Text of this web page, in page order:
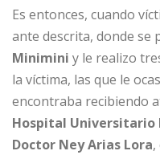
Es entonces, cuando
ante descrita, donde se
Minimini y le realizo
la víctima, las que le
encontraba recibiendo
Hospital
Doctor Ney Arias Lora,